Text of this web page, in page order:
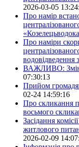
2026-03-05
Про намір
Про наміри
водовідведення
ВАЖЛИВО:
07:30:13
Прийом
02-24 14:59:16
Про скликання
восьмого
Засідання
житлового
2026-02-09